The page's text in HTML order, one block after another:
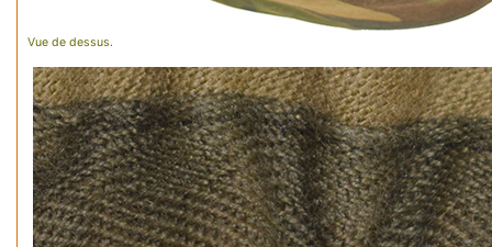
Vue de dessus.